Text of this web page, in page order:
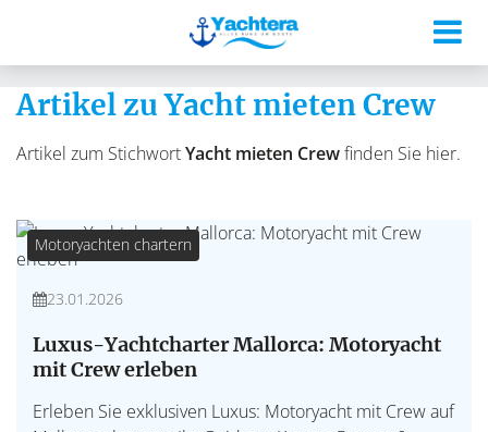
Artikel zu Yacht mieten Crew
Artikel zum StichwortYacht mieten Crewfinden Sie hier.
Motoryachten chartern
23.01.2026
Luxus-Yachtcharter Mallorca: Motoryacht
mit Crew erleben
Erleben Sie exklusiven Luxus: Motoryacht mit Crew auf